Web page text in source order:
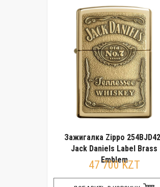
Зажигалка Zippo
Jack Daniels Label Brass
Emblem
47 700 KZT